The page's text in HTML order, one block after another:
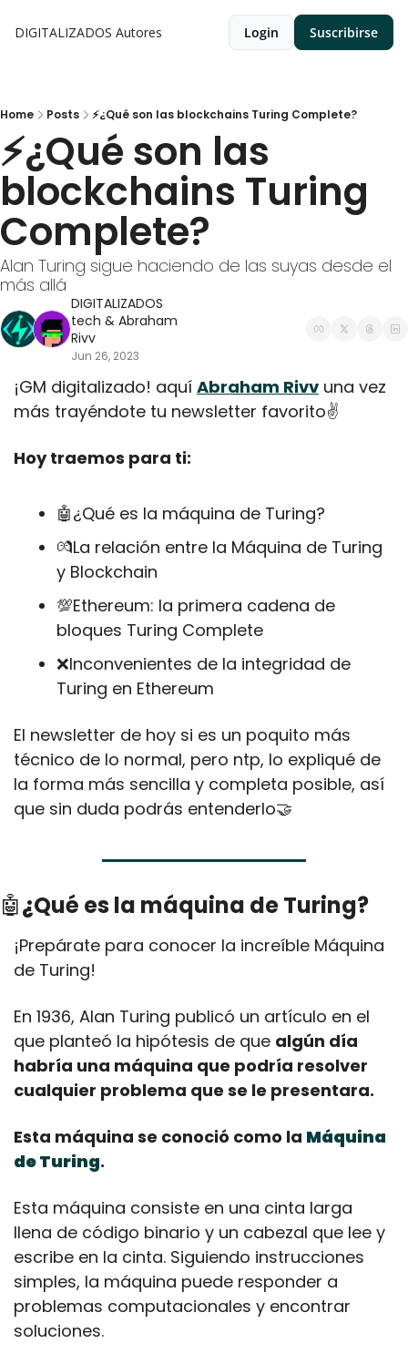
DIGITALIZADOS Autores Login Suscribirse
Home Posts ⚡¿Qué son las blockchains Turing Complete?
⚡¿Qué son las
blockchains Turing
Complete?
Alan Turing sigue haciendo de las suyas desde el
más allá
DIGITALIZADOS
tech & Abraham
Rivv
Jun 26, 2023
¡GM digitalizado! aquí Abraham Rivv una vez
más trayéndote tu newsletter favorito✌️
Hoy traemos para ti:
🤖¿Qué es la máquina de Turing?
💏La relación entre la Máquina de Turing
y Blockchain
💯Ethereum: la primera cadena de
bloques Turing Complete
❌Inconvenientes de la integridad de
Turing en Ethereum
El newsletter de hoy si es un poquito más
técnico de lo normal, pero ntp, lo expliqué de
la forma más sencilla y completa posible, así
que sin duda podrás entenderlo🤝
🤖¿Qué es la máquina de Turing?
¡Prepárate para conocer la increíble Máquina
de Turing!
En 1936, Alan Turing publicó un artículo en el
que planteó la hipótesis de que algún día
habría una máquina que podría resolver
cualquier problema que se le presentara.
Esta máquina se conoció como la Máquina
de Turing.
Esta máquina consiste en una cinta larga
llena de código binario y un cabezal que lee y
escribe en la cinta. Siguiendo instrucciones
simples, la máquina puede responder a
problemas computacionales y encontrar
soluciones.